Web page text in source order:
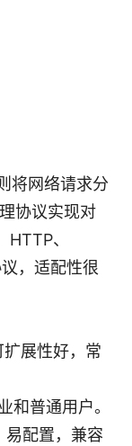
将网络请求分
协议实现对
、
，适配性很
展性好，常
和普通用户。
配置，兼容